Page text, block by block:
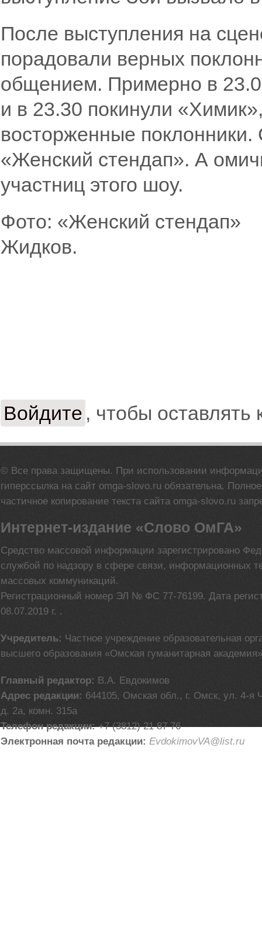
После выступления на
порадовали верных
общением. Примерно в
и в 23.30 покинули
восторженные
«Женский стендап». А
участниц этого шоу.
Фото: «Женский
Жидков.
Войдите , чтобы оставлять
© Все права защищены. При использовании
гиперссылка на сайт omga-slovo.ru обязательна.
частичное копирование текста сайта omga-slovo.ru
Интернет-издание «Слово ОмГА»
Средство массовой информации зарегистрировано
службой по надзору в сфере связи, информационных
массовых коммуникаций.
Регистрационный номер ЭЛ № ФС 77-76199. Дата
08.07.2019 г. .
Учредитель: Частное учреждение образовательная
высшего образования «Омская гуманитарная академия»
Главный редактор: В.А. Евдокимов
Адрес редакции: 644105, Омская обл., г. Омск, ул. 4-я
д. 2а, комн. 315а
Телефон редакции:+7 (3812) 21 87 76
Электронная почта редакции: EvdokimovVA@list.ru